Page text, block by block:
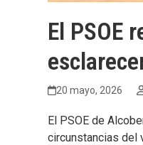
El PSOE
20 mayo, 2026
El PSOE de
circunstancias del